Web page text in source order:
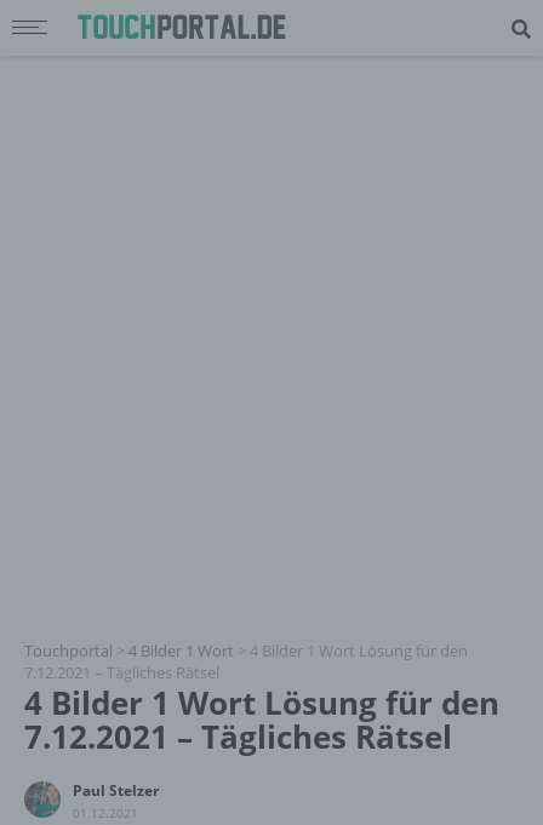
Touchportal > 4 Bilder 1 Wort > 4 Bilder 1 Wort Lösung für den
7.12.2021 – Tägliches Rätsel
4 Bilder 1 Wort Lösung für den
7.12.2021 – Tägliches Rätsel
Paul Stelzer
01.12.2021